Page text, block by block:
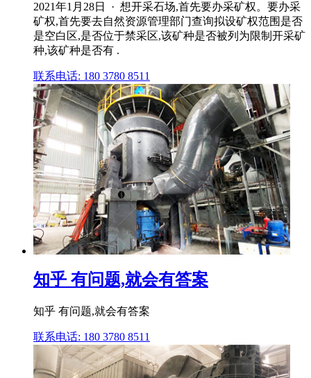
2021年1月28日 · 想开采石场,首先要办采矿权。要办采
矿权,首先要去自然资源管理部门查询拟设矿权范围是否
是空白区,是否位于禁采区,该矿种是否被列为限制开采矿
种,该矿种是否有 .
联系电话: 180 3780 8511
知乎 有问题,就会有答案
知乎 有问题,就会有答案
联系电话: 180 3780 8511